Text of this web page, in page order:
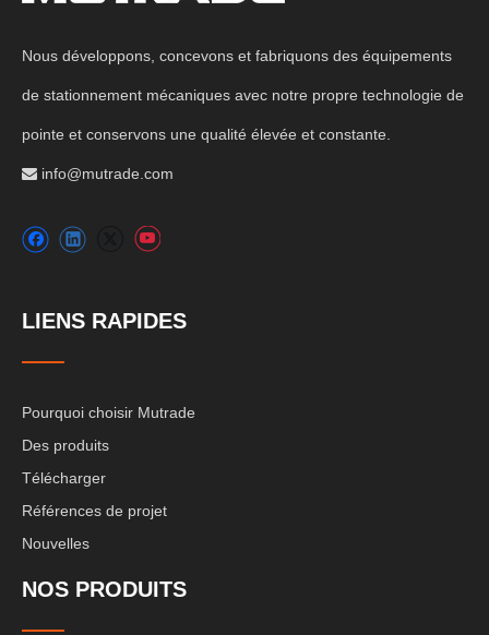
Nous développons, concevons et fabriquons des équipements
de stationnement mécaniques avec notre propre technologie de
pointe et conservons une qualité élevée et constante.
 info@mutrade.com
LIENS RAPIDES
Pourquoi choisir Mutrade
Des produits
Télécharger
Références de projet
Nouvelles
NOS PRODUITS